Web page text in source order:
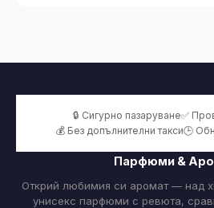
🔒 Сигурно пазаруване✅
💰 Без допълнителни такси🕒
Парфюми &
Открий любимия си аромат — над
унисекс парфюми с ревюта,